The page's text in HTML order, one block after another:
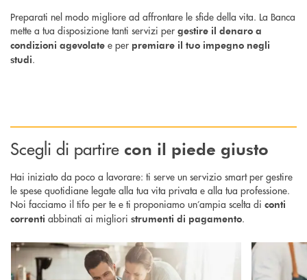
Preparati nel modo migliore ad affrontare le sfide della vita. La Banca
mette a tua disposizione tanti servizi per gestire il denaro a
condizioni agevolate e per premiare il tuo impegno negli
studi.
Scegli di partire con il piede giusto
Hai iniziato da poco a lavorare: ti serve un servizio smart per gestire
le spese quotidiane legate alla tua vita privata e alla tua professione.
Noi facciamo il tifo per te e ti proponiamo un’ampia scelta di conti
correnti abbinati ai migliori strumenti di pagamento.
Scopri di più Conti correnti : non solo conti correnti, ma strumenti per
Scopri di più